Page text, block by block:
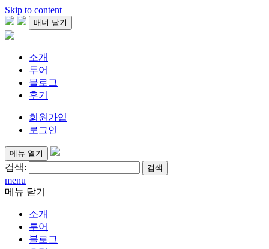
Skip to content
배너 닫기
소개
투어
블로그
후기
회원가입
로그인
메뉴 열기
검색:
menu
메뉴 닫기
소개
투어
블로그